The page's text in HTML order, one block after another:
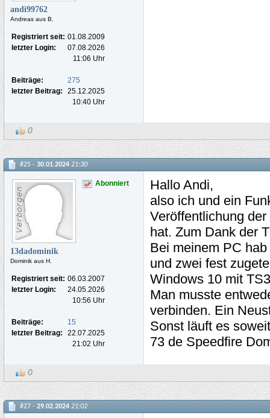
andi99762
Andreas aus B.
Registriert seit: 01.08.2009
letzter Login:
07.08.2026
11:06 Uhr
Beiträge:
275
letzter Beitrag:
25.12.2025
10:40 Uhr
0
#25 - 30.01.2024 21:30
Abonniert
13dadominik
Dominik aus H.
Registriert seit: 06.03.2007
letzter Login:
24.05.2026
10:56 Uhr
Beiträge:
15
letzter Beitrag:
22.07.2025
21:02 Uhr
Hallo Andi,
also ich und ein
Veröffentlichung
hat. Zum Dank der
Bei meinem PC
und zwei fest
Windows 10 mit
Man musste
verbinden. Ein
Sonst läuft es
73 de Speedfire
0
#27 - 29.02.2024 21:02